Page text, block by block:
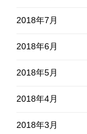
2018年7月
2018年6月
2018年5月
2018年4月
2018年3月